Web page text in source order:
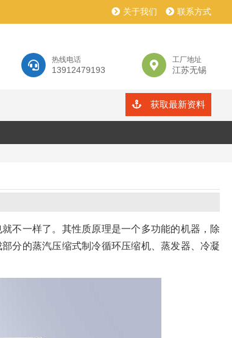
关于我们 联系方式
热线电话
13912479193
工厂地址
江苏无锡
获取最新资料
不一样了。其性质原理是一个多功能的机器，除
分的蒸汽压缩式制冷循环压缩机、蒸发器、冷凝